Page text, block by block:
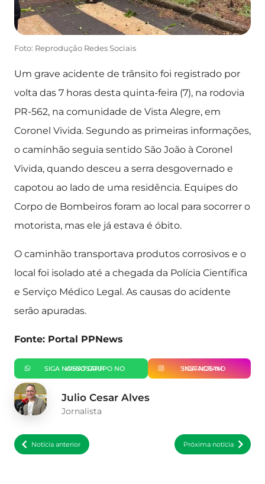
Foto: Reprodução Redes Sociais
Um grave acidente de trânsito foi registrado por
volta das 7 horas desta quinta-feira (7), na rodovia
PR-562, na comunidade de Vista Alegre, em
Coronel Vivida. Segundo as primeiras informações,
o caminhão seguia sentido São João à Coronel
Vivida, quando desceu a serra desgovernado e
capotou ao lado de uma residência. Equipes do
Corpo de Bombeiros foram ao local para socorrer o
motorista, mas ele já estava é óbito.
O caminhão transportava produtos corrosivos e o
local foi isolado até a chegada da Polícia Científica
e Serviço Médico Legal. As causas do acidente
serão apuradas.
Fonte: Portal PPNews
SIGA NOSSO GRUPO NO WHATSAPP SIGA-NOS NO INSTAGRAM
Julio Cesar Alves
Jornalista
Notícia anterior Próxima notícia